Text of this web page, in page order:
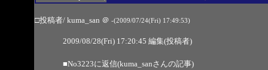
□投稿者/ kuma_san ＠ -(2009/07/24(Fri) 17:49:53)
2009/08/28(Fri) 17:20:45 編集(投稿者)
■No3223に返信(kuma_sanさんの記事)